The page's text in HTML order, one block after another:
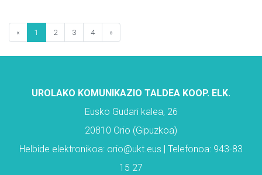
« 1 2 3 4 »
UROLAKO KOMUNIKAZIO TALDEA KOOP. ELK.
Eusko Gudari kalea, 26
20810 Orio (Gipuzkoa)
Helbide elektronikoa: orio@ukt.eus | Telefonoa: 943-83
15 27